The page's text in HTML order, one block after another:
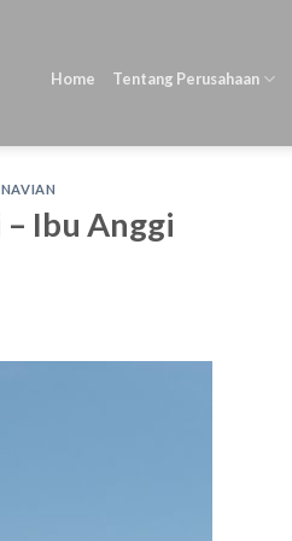
Home Tentang Perusahaan
Ibu Anggi